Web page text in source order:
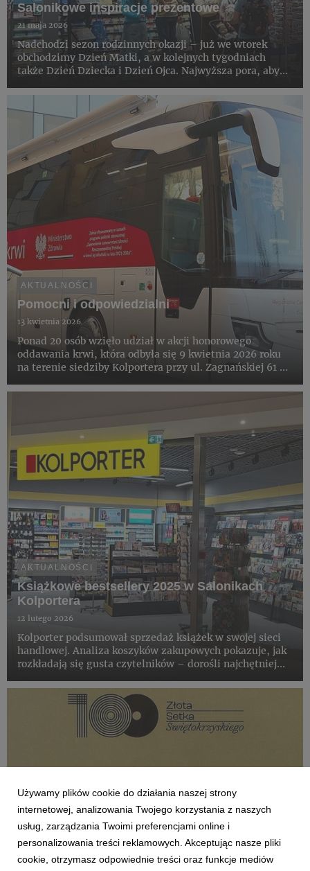
Salonikowe inspiracje prezentowe
21 maja 2026
Nadchodzi sezon rodzinnych okazji – już we wtorek
obchodzimy Dzień Matki, a w kolejnych tygodniach
także Dzień Dziecka i Dzień Ojca. Najwyższa pora, aby
zachęcają klientów poszukujących inspiracji do
zapoznania się z szero...
AKTUALNOŚCI
Pomocni i odpowiedzialni
13 kwietnia 2026
Ponad 20 osób wzięło udział w akcji honorowego
oddawania krwi, która odbyła się 9 kwietnia 2026 roku
na terenie siedziby Kolportera przy ul. Zagnańskiej 61 w
Regionalnym Centrum Krwiodawstwa i Krwiolecznictwa
AKTUALNOŚCI
Książkowe bestsellery 2025 w Salonikach
Kolportera
12 lutego 2026
Kolporter podsumował sprzedaż książek w swojej sieci
handlowej. Analiza koszyków zakupowych pokazuje, jak
rozkładają się gusta czytelników – dorośli najchętniej
książki obyczajowe, natomiast wśród dzieci królują
Używamy plików cookie do działania naszej strony
internetowej, analizowania Twojego korzystania z naszych
usług, zarządzania Twoimi preferencjami online i
personalizowania treści reklamowych. Akceptując nasze pliki
cookie, otrzymasz odpowiednie treści oraz funkcje mediów